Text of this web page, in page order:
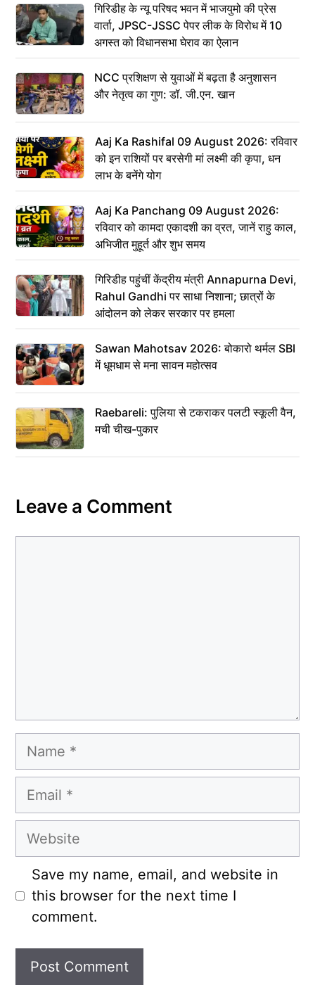
गिरिडीह के न्यू परिषद भवन में भाजयुमो की प्रेस
वार्ता, JPSC-JSSC पेपर लीक के विरोध में 10
अगस्त को विधानसभा घेराव का ऐलान
NCC प्रशिक्षण से युवाओं में बढ़ता है अनुशासन
और नेतृत्व का गुण: डॉ. जी.एन. खान
Aaj Ka Rashifal 09 August 2026: रविवार
को इन राशियों पर बरसेगी मां लक्ष्मी की कृपा, धन
लाभ के बनेंगे योग
Aaj Ka Panchang 09 August 2026:
रविवार को कामदा एकादशी का व्रत, जानें राहु काल,
अभिजीत मुहूर्त और शुभ समय
गिरिडीह पहुंचीं केंद्रीय मंत्री Annapurna Devi,
Rahul Gandhi पर साधा निशाना; छात्रों के
आंदोलन को लेकर सरकार पर हमला
Sawan Mahotsav 2026: बोकारो थर्मल SBI
में धूमधाम से मना सावन महोत्सव
Raebareli: पुलिया से टकराकर पलटी स्कूली वैन,
मची चीख-पुकार
Leave a Comment
Name
Email
Website
Save my name, email, and website in
this browser for the next time I
comment.